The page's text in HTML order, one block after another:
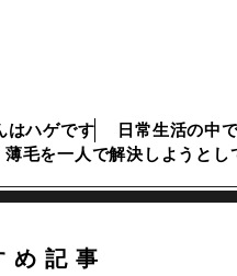
はハゲです 日常生活の中
薄毛を一人で解決しようとし
め記事